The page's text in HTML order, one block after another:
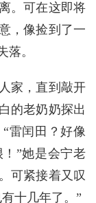
。可在这即将
，像捡到了一
落。
家，直到敲开
的老奶奶探出
雷闰田？好像
”她是会宁老
可紧接着又叹
十几年了。”